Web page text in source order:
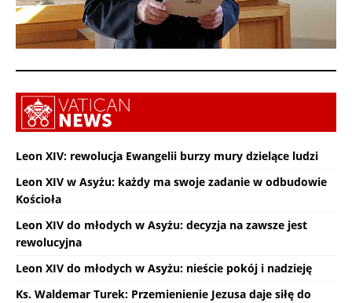
Leon XIV: rewolucja Ewangelii burzy mury dzielące ludzi
Leon XIV w Asyżu: każdy ma swoje zadanie w odbudowie
Kościoła
Leon XIV do młodych w Asyżu: decyzja na zawsze jest
rewolucyjna
Leon XIV do młodych w Asyżu: nieście pokój i nadzieję
Ks. Waldemar Turek: Przemienienie Jezusa daje siłę do